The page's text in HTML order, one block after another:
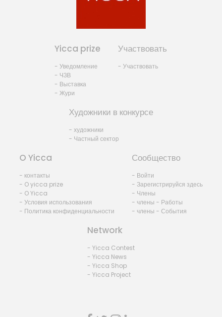
Yicca prize
- Уведомление
- ЧЗВ
- Выставка
- Жури
Участвовать
- Участвовать
Художники в конкурсе
- художники
- Частный сектор
O Yicca
- контакты
- O yicca prize
- O Yicca
- Условия использования
- Политика конфиденциальности
Сообщество
- Войти
- Зарегистрируйся здесь
- Члены
- члены - Работы
- члены - События
Network
- Yicca Contest
- Yicca News
- Yicca Shop
- Yicca Project